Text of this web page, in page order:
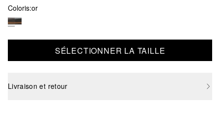
Coloris:or
SÉLECTIONNER LA TAILLE
Livraison et retour